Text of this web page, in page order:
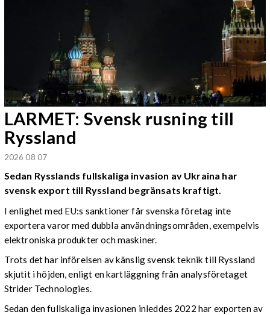
LARMET: Svensk rusning till
Ryssland
2026 08 07
Sedan Rysslands fullskaliga invasion av Ukraina har
svensk export till Ryssland begränsats kraftigt.
I enlighet med EU:s sanktioner får svenska företag inte
exportera varor med dubbla användningsområden, exempelvis
elektroniska produkter och maskiner.
Trots det har införelsen av känslig svensk teknik till Ryssland
skjutit i höjden, enligt en kartläggning från analysföretaget
Strider Technologies.
Sedan den fullskaliga invasionen inleddes 2022 har exporten av